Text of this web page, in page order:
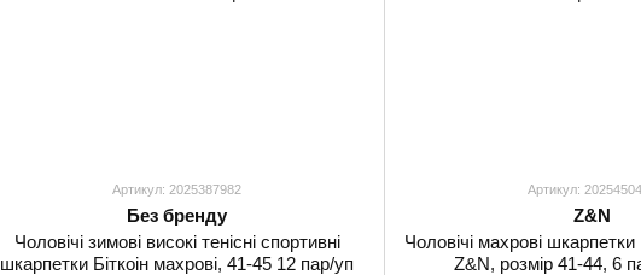
Артикул: 2025387982
Без бренду
Чоловічі зимові високі тенісні спортивні
шкарпетки Біткоін махрові, 41-45 12 пар/уп
Артикул:
Z&N
Чоловічі махрові шкарпетки
Z&N, розмір 41-44, 6